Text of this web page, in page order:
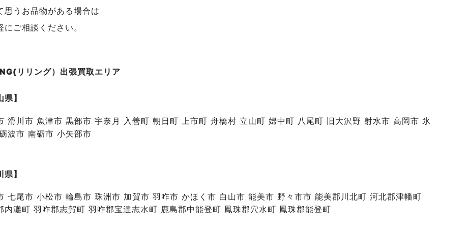
思うお品物がある場合は
にご相談ください。
リリング）出張買取エリア
県】
滑川市 魚津市 黒部市 宇奈月 入善町 朝日町 上市町 舟橋村 立山町 婦中町 八尾町 旧大沢野 射水市 高岡市 氷
波市 南砺市 小矢部市
県】
七尾市 小松市 輪島市 珠洲市 加賀市 羽咋市 かほく市 白山市 能美市 野々市市 能美郡川北町 河北郡津幡町
内灘町 羽咋郡志賀町 羽咋郡宝達志水町 鹿島郡中能登町 鳳珠郡穴水町 鳳珠郡能登町